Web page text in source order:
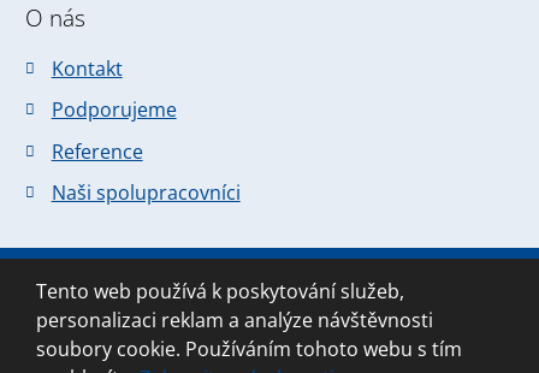
O nás
Kontakt
Podporujeme
Reference
Naši spolupracovníci
© 2026 Forsapi s.r.o., vytvořila eBRÁNA
Mapa stránek| Podmínky použití
Tento web používá k poskytování služeb,
personalizaci reklam a analýze návštěvnosti
soubory cookie. Používáním tohoto webu s tím